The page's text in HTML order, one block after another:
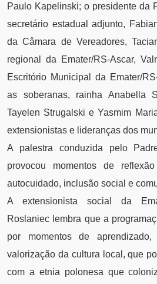
Paulo Kapelinski; o presidente da
secretário estadual adjunto,
da Câmara de Vereadores,
regional da Emater/RS-Ascar,
Escritório Municipal da Emater/
as soberanas, rainha Anabella
Tayelen Strugalski e Yasmim
extensionistas e lideranças dos
A palestra conduzida pelo
provocou momentos de
autocuidado, inclusão social e
A extensionista social da
Roslaniec lembra que a
por momentos de
valorização da cultura local, que
com a etnia polonesa que